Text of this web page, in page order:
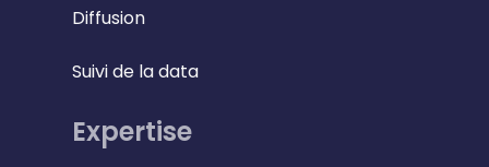
Diffusion
Suivi de la data
Expertise